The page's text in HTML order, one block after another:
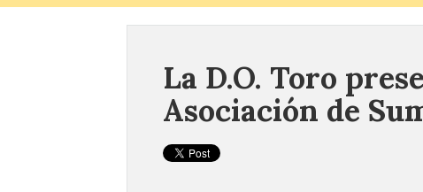
La D.O. Toro
Asociación de